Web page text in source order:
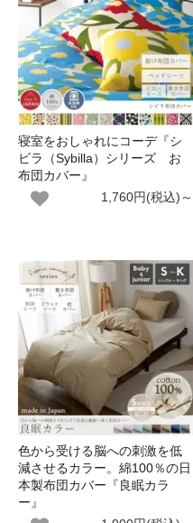
寝室をおしゃれにコーデ『シ
ビラ（Sybilla）シリーズ お
布団カバー』
1,760円(税込)～
色から受ける脳への刺激を低
減させるカラー。綿100％の日
本製布団カバー『良眠カラ
ー』